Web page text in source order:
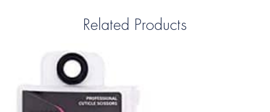
Related Products